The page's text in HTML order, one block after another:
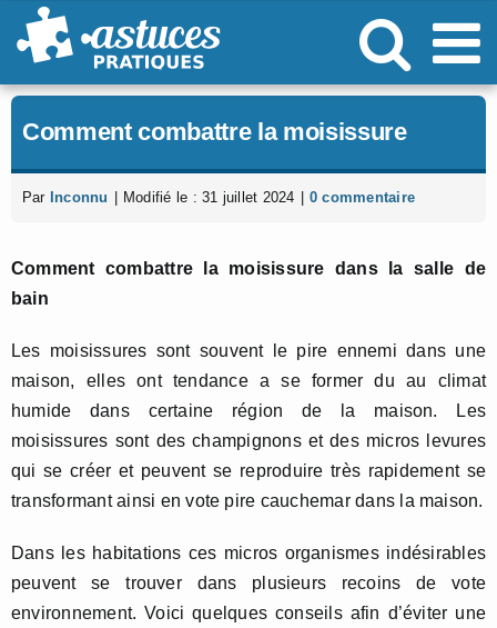
Passer
au
Comment combattre la moisissure
Par Inconnu Modifié le : 31 juillet 2024 0 commentaire
Comment combattre la moisissure dans la salle de
bain
Les moisissures sont souvent le pire ennemi dans une
maison, elles ont tendance a se former du au climat
humide dans certaine région de la maison. Les
moisissures sont des champignons et des micros levures
qui se créer et peuvent se reproduire très rapidement se
transformant ainsi en vote pire cauchemar dans la maison.
Dans les habitations ces micros organismes indésirables
peuvent se trouver dans plusieurs recoins de vote
environnement. Voici quelques conseils afin d’éviter une